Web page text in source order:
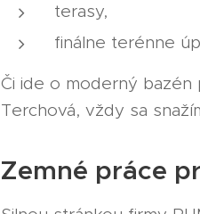
terasy,
finálne terénne
Či ide o moderný
Terchová, vždy sa
Zemné práce